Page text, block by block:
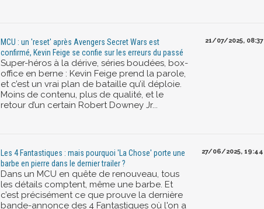
MCU : un 'reset' après Avengers Secret Wars est
confirmé, Kevin Feige se confie sur les erreurs du passé
Super-héros à la dérive, séries boudées, box-
office en berne : Kevin Feige prend la parole,
et c’est un vrai plan de bataille qu’il déploie.
Moins de contenu, plus de qualité, et le
retour d’un certain Robert Downey Jr...
21/07/2025, 08:37
Les 4 Fantastiques : mais pourquoi 'La Chose' porte une
barbe en pierre dans le dernier trailer ?
Dans un MCU en quête de renouveau, tous
les détails comptent, même une barbe. Et
c’est précisément ce que prouve la dernière
bande-annonce des 4 Fantastiques où l'on a
27/06/2025, 19:44